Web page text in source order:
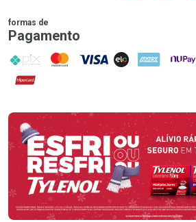
formas de
Pagamento
PIX MasterCard
VISA ELO AMEX NuPay
Hipercard
Promoção em Destaque